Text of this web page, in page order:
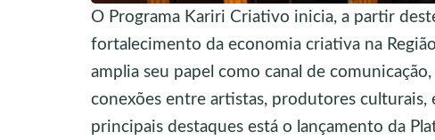
O Programa Kariri Criativo inicia, a partir
fortalecimento da economia criativa na
amplia seu papel como canal de
conexões entre artistas, produtores
principais destaques está o lançamento da